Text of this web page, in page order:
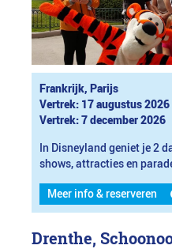
Frankrijk, Parijs
Vertrek: 17 augustus 2026
Vertrek: 7 december 2026
In Disneyland geniet je 2
shows, attracties en
Meer info & reserveren
Drenthe,